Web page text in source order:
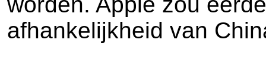
afhankelijkheid van